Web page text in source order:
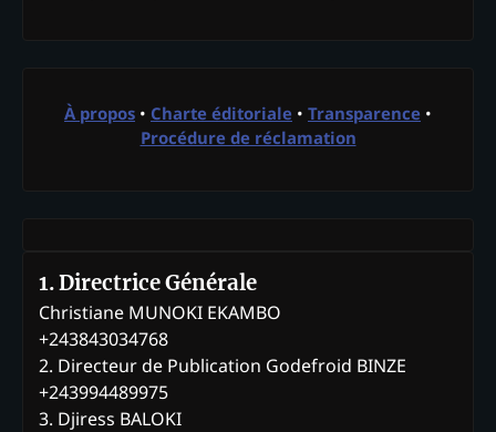
À propos • Charte éditoriale • Transparence •
Procédure de réclamation
1. Directrice Générale
Christiane MUNOKI EKAMBO
+243843034768
2. Directeur de Publication Godefroid BINZE
+243994489975
3. Djiress BALOKI